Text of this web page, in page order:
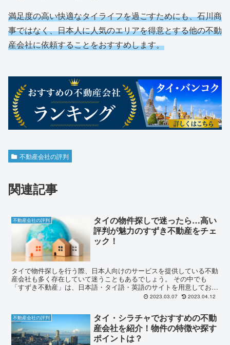
満足度の高い快適なタイライフを過ごすためにも、石川商
事ではなく、日本人に人気のエリアを得意とする他の不動
産会社に依頼することをおすすめします。
不動産会社の評判
関連記事
不動産会社の評判
タイの物件探しで迷ったら…高い
評判が魅力のすずき不動産をチェ
ック！
タイで物件探しを行う際、日本人向けのサービスを提供している不動
産会社も多く存在していて迷うこともあるでしょう。 その中でも
「すずき不動産」は、日本語・タイ語・英語のサイトを用意してお
り、日本人社員もいるため、日本語にもしっかりと対応していま...
2023.03.07 2023.04.12
不動産会社の評判
タイ・シラチャでおすすめの不動
産会社を紹介！物件の特徴や探す
ポイントは？